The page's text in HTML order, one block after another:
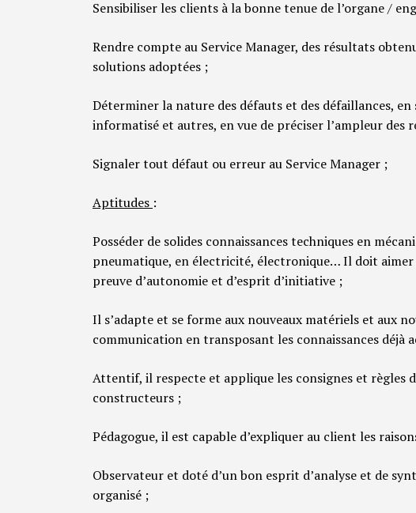
Sensibiliser les clients à la bonne tenue de l’organe /
Rendre compte au Service Manager, des résultats
solutions adoptées ;
Déterminer la nature des défauts et des défaillances,
informatisé et autres, en vue de préciser l’ampleur des
Signaler tout défaut ou erreur au Service Manager ;
Aptitudes :
Posséder de solides connaissances techniques en
pneumatique, en électricité, électronique… Il doit
preuve d’autonomie et d’esprit d’initiative ;
Il s’adapte et se forme aux nouveaux matériels et aux
communication en transposant les connaissances déjà
Attentif, il respecte et applique les consignes et règles
constructeurs ;
Pédagogue, il est capable d’expliquer au client les
Observateur et doté d’un bon esprit d’analyse et de
organisé ;